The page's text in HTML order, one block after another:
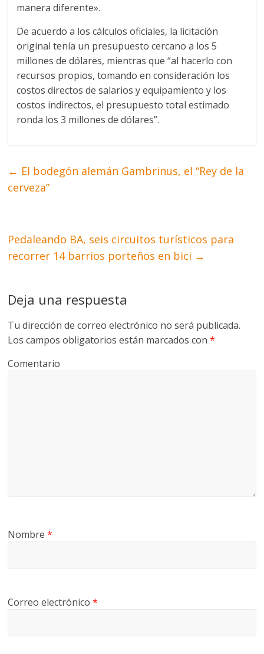
manera diferente».
De acuerdo a los cálculos oficiales, la licitación
original tenía un presupuesto cercano a los 5
millones de dólares, mientras que “al hacerlo con
recursos propios, tomando en consideración los
costos directos de salarios y equipamiento y los
costos indirectos, el presupuesto total estimado
ronda los 3 millones de dólares”.
← El bodegón alemán Gambrinus, el “Rey de la
cerveza”
Pedaleando BA, seis circuitos turísticos para
recorrer 14 barrios porteños en bici →
Deja una respuesta
Tu dirección de correo electrónico no será publicada.
Los campos obligatorios están marcados con*
Comentario
Nombre*
Correo electrónico*